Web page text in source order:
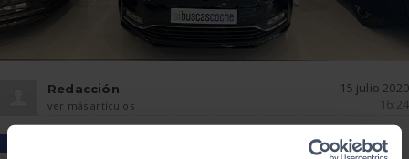
Redacción
ver más artículos
15 julio 2020
16:24